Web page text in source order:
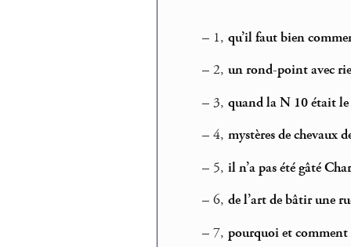
– 1, qu’il faut bien
– 2, un rond-point avec
– 3, quand la N 10 était le
– 4, mystères de chevaux
– 5, il n’a pas été gâté
– 6, de l’art de bâtir une
– 7, pourquoi et